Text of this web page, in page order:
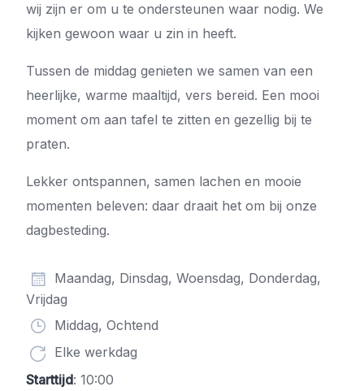
wij zijn er om u te ondersteunen waar nodig. We
kijken gewoon waar u zin in heeft.
Tussen de middag genieten we samen van een
heerlijke, warme maaltijd, vers bereid. Een mooi
moment om aan tafel te zitten en gezellig bij te
praten.
Lekker ontspannen, samen lachen en mooie
momenten beleven: daar draait het om bij onze
dagbesteding.
Maandag, Dinsdag, Woensdag, Donderdag,
Vrijdag
Middag, Ochtend
Elke werkdag
Starttijd: 10:00